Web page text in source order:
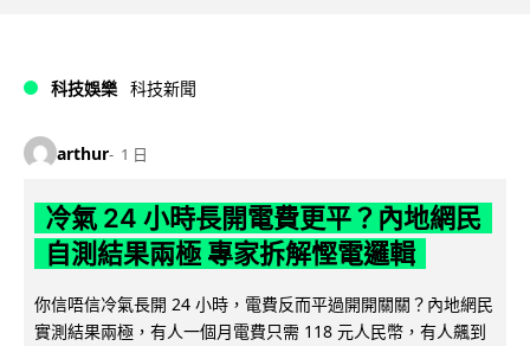
科技娛樂 科技新聞
arthur 1 日
冷氣 24 小時長開電費更平？內地網民
自測結果兩極 專家拆解慳電邏輯
你信唔信冷氣長開 24 小時，電費反而平過開開關關？內地網民
實測結果兩極，有人一個月電費只需 118 元人民幣，有人飆到